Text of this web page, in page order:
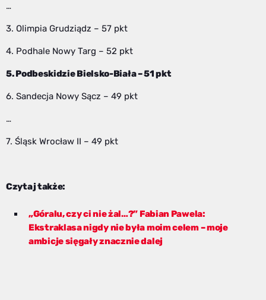
…
3. Olimpia Grudziądz – 57 pkt
4. Podhale Nowy Targ – 52 pkt
5. Podbeskidzie Bielsko-Biała – 51 pkt
6. Sandecja Nowy Sącz – 49 pkt
…
7. Śląsk Wrocław II – 49 pkt
Czytaj także:
„Góralu, czy ci nie żal…?” Fabian Pawela:
Ekstraklasa nigdy nie była moim celem – moje
ambicje sięgały znacznie dalej